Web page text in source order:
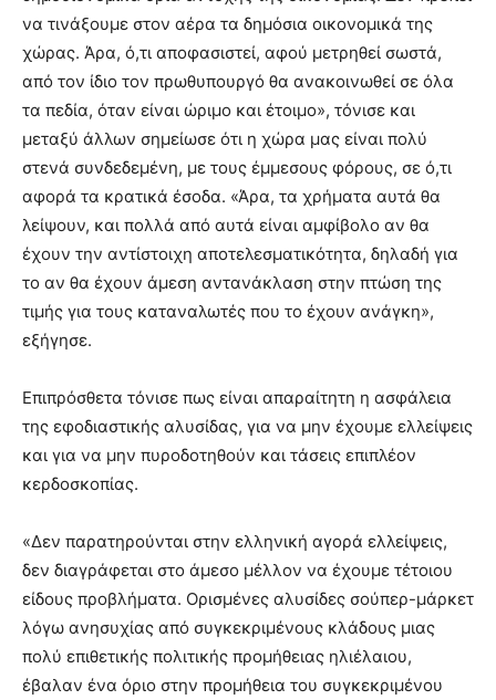
να τινάξουμε στον αέρα τα δημόσια οικονομικά της
χώρας. Άρα, ό,τι αποφασιστεί, αφού μετρηθεί σωστά,
από τον ίδιο τον πρωθυπουργό θα ανακοινωθεί σε όλα
τα πεδία, όταν είναι ώριμο και έτοιμο», τόνισε και
μεταξύ άλλων σημείωσε ότι η χώρα μας είναι πολύ
στενά συνδεδεμένη, με τους έμμεσους φόρους, σε ό,τι
αφορά τα κρατικά έσοδα. «Άρα, τα χρήματα αυτά θα
λείψουν, και πολλά από αυτά είναι αμφίβολο αν θα
έχουν την αντίστοιχη αποτελεσματικότητα, δηλαδή για
το αν θα έχουν άμεση αντανάκλαση στην πτώση της
τιμής για τους καταναλωτές που το έχουν ανάγκη»,
εξήγησε.
Επιπρόσθετα τόνισε πως είναι απαραίτητη η ασφάλεια
της εφοδιαστικής αλυσίδας, για να μην έχουμε ελλείψεις
και για να μην πυροδοτηθούν και τάσεις επιπλέον
κερδοσκοπίας.
«Δεν παρατηρούνται στην ελληνική αγορά ελλείψεις,
δεν διαγράφεται στο άμεσο μέλλον να έχουμε τέτοιου
είδους προβλήματα. Ορισμένες αλυσίδες σούπερ-μάρκετ
λόγω ανησυχίας από συγκεκριμένους κλάδους μιας
πολύ επιθετικής πολιτικής προμήθειας ηλιέλαιου,
έβαλαν ένα όριο στην προμήθεια του συγκεκριμένου